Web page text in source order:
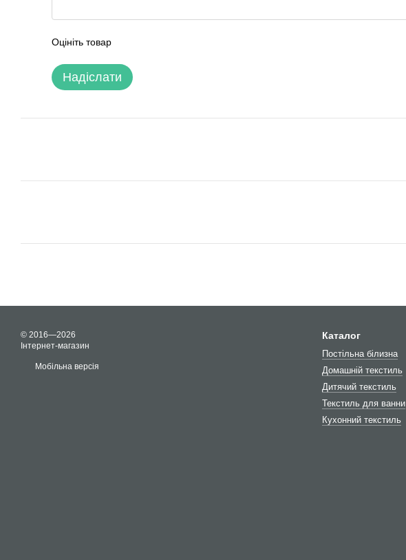
Оцініть товар
Надіслати
© 2016—2026
Інтернет-магазин
Мобільна версія
Каталог
Постільна білизна
Домашній текстиль
Дитячий текстиль
Текстиль для ванни
Кухонний текстиль